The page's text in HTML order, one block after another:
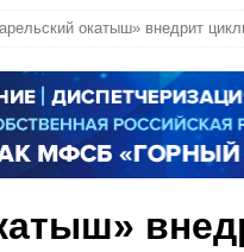
окатыш» внедрит